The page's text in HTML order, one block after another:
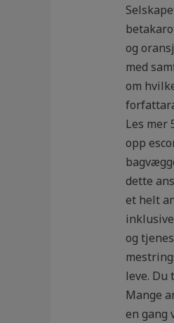
og
med
om
Les mer
opp
dette
et helt
og
leve. Du
Mange
en gang